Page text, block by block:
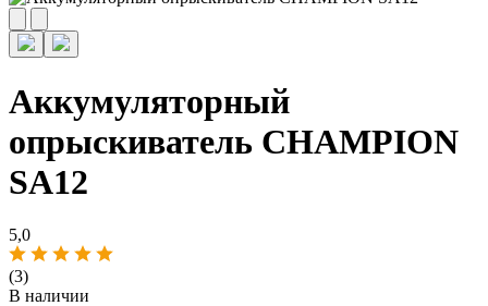
Аккумуляторный
опрыскиватель CHAMPION
SA12
5,0
(3)
В наличии